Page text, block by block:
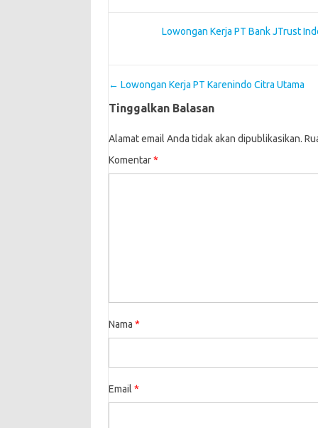
Lowongan Kerja PT Bank JTrust
Post navigation
← Lowongan Kerja PT Karenindo Citra Utama
Tinggalkan Balasan
Alamat email Anda tidak akan dipublikasikan.
Komentar*
Nama *
Email *